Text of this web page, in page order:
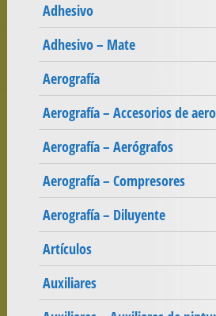
Adhesivo
Adhesivo – Mate
Aerografía
Aerografía – Accesorios de
Aerografía – Aerógrafos
Aerografía – Compresores
Aerografía – Diluyente
Artículos
Auxiliares